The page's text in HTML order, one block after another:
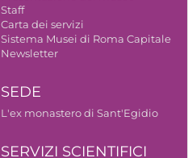
Staff
Carta dei servizi
Sistema Musei di Roma Capitale
Newsletter
SEDE
L'ex monastero di Sant'Egidio
SERVIZI SCIENTIFICI